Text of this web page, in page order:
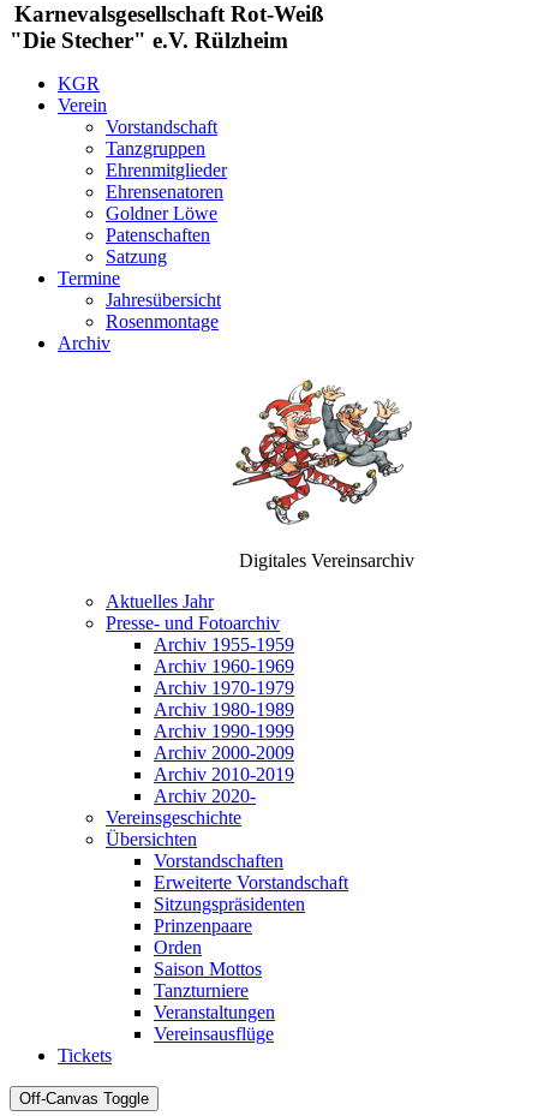
Karnevalsgesellschaft Rot-Weiß
"Die Stecher" e.V. Rülzheim
KGR
Verein
Vorstandschaft
Tanzgruppen
Ehrenmitglieder
Ehrensenatoren
Goldner Löwe
Patenschaften
Satzung
Termine
Jahresübersicht
Rosenmontage
Archiv
Digitales Vereinsarchiv
Aktuelles Jahr
Presse- und Fotoarchiv
Archiv 1955-1959
Archiv 1960-1969
Archiv 1970-1979
Archiv 1980-1989
Archiv 1990-1999
Archiv 2000-2009
Archiv 2010-2019
Archiv 2020-
Vereinsgeschichte
Übersichten
Vorstandschaften
Erweiterte Vorstandschaft
Sitzungspräsidenten
Prinzenpaare
Orden
Saison Mottos
Tanzturniere
Veranstaltungen
Vereinsausflüge
Tickets
Off-Canvas Toggle